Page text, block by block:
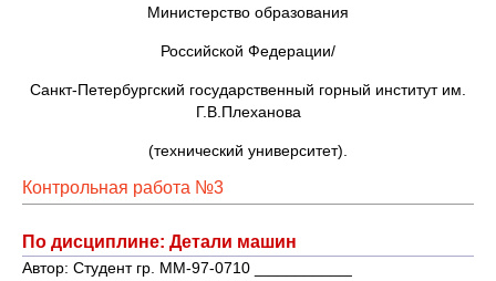
Министерство образования
Российской Федерации/
Санкт-Петербургский государственный горный институт им.
Г.В.Плеханова
(технический университет).
Контрольная работа №3
По дисциплине: Детали машин
Автор: Студент гр. ММ-97-0710 ___________